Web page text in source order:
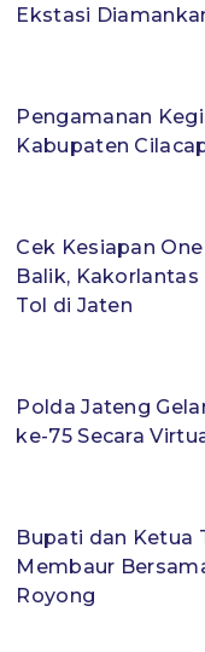
Ekstasi
Pengamanan
Kabupaten
Cek Kesiapan
Balik,
Tol di Jaten
Polda Jateng
ke-75 Secara
Bupati dan Ketua
Membaur
Royong